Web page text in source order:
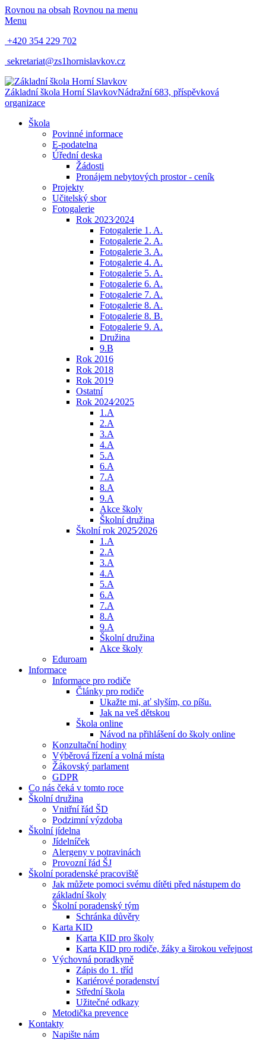
Rovnou na obsah Rovnou na menu
Menu
+420 354 229 702
sekretariat@zs1hornislavkov.cz
Základní škola Horní SlavkovNádražní 683, příspěvková
organizace
Škola
Povinné informace
E-podatelna
Úřední deska
Žádosti
Pronájem nebytových prostor - ceník
Projekty
Učitelský sbor
Fotogalerie
Rok 2023⁄2024
Fotogalerie 1. A.
Fotogalerie 2. A.
Fotogalerie 3. A.
Fotogalerie 4. A.
Fotogalerie 5. A.
Fotogalerie 6. A.
Fotogalerie 7. A.
Fotogalerie 8. A.
Fotogalerie 8. B.
Fotogalerie 9. A.
Družina
9.B
Rok 2016
Rok 2018
Rok 2019
Ostatní
Rok 2024⁄2025
1.A
2.A
3.A
4.A
5.A
6.A
7.A
8.A
9.A
Akce školy
Školní družina
Školní rok 2025⁄2026
1.A
2.A
3.A
4.A
5.A
6.A
7.A
8.A
9.A
Školní družina
Akce školy
Eduroam
Informace
Informace pro rodiče
Články pro rodiče
Ukažte mi, ať slyším, co píšu.
Jak na veš dětskou
Škola online
Návod na přihlášení do školy online
Konzultační hodiny
Výběrová řízení a volná místa
Žákovský parlament
GDPR
Co nás čeká v tomto roce
Školní družina
Vnitřní řád ŠD
Podzimní výzdoba
Školní jídelna
Jídelníček
Alergeny v potravinách
Provozní řád ŠJ
Školní poradenské pracoviště
Jak můžete pomoci svému dítěti před nástupem do
základní školy
Školní poradenský tým
Schránka důvěry
Karta KID
Karta KID pro školy
Karta KID pro rodiče, žáky a širokou veřejnost
Výchovná poradkyně
Zápis do 1. tříd
Kariérové poradenství
Střední škola
Užitečné odkazy
Metodička prevence
Kontakty
Napište nám